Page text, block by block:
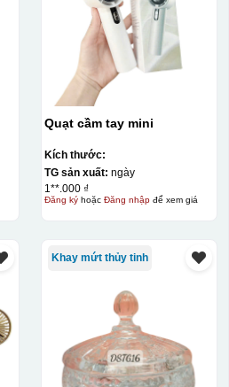
Quạt cầm tay mini
Kích thước:
TG sản xuất: ngày
1**.000 ₫
Đăng kýhoặc Đăng nhậpđể xem giá
Khay mứt thủy tinh